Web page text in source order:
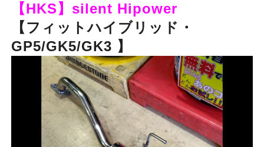
【HKS】silent Hipower
【フィットハイブリッド・
GP5/GK5/GK3 】